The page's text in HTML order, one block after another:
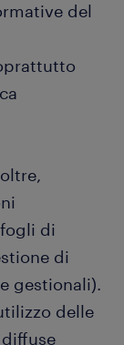
del
di
di
gestionali).
delle